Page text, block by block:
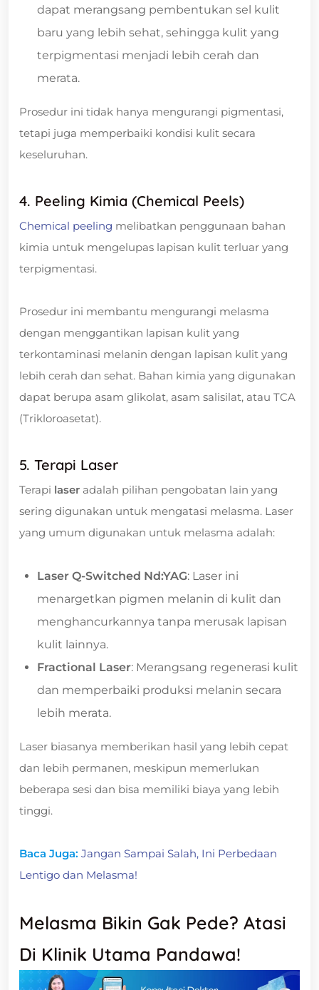
dapat merangsang pembentukan sel kulit
baru yang lebih sehat, sehingga kulit yang
terpigmentasi menjadi lebih cerah dan
merata.
Prosedur ini tidak hanya mengurangi pigmentasi,
tetapi juga memperbaiki kondisi kulit secara
keseluruhan.
4. Peeling Kimia (Chemical Peels)
Chemical peeling melibatkan penggunaan bahan
kimia untuk mengelupas lapisan kulit terluar yang
terpigmentasi.
Prosedur ini membantu mengurangi melasma
dengan menggantikan lapisan kulit yang
terkontaminasi melanin dengan lapisan kulit yang
lebih cerah dan sehat. Bahan kimia yang digunakan
dapat berupa asam glikolat, asam salisilat, atau TCA
(Trikloroasetat).
5. Terapi Laser
Terapi laser adalah pilihan pengobatan lain yang
sering digunakan untuk mengatasi melasma. Laser
yang umum digunakan untuk melasma adalah:
Laser Q-Switched Nd:YAG: Laser ini
menargetkan pigmen melanin di kulit dan
menghancurkannya tanpa merusak lapisan
kulit lainnya.
Fractional Laser: Merangsang regenerasi kulit
dan memperbaiki produksi melanin secara
lebih merata.
Laser biasanya memberikan hasil yang lebih cepat
dan lebih permanen, meskipun memerlukan
beberapa sesi dan bisa memiliki biaya yang lebih
tinggi.
Baca Juga: Jangan Sampai Salah, Ini Perbedaan
Lentigo dan Melasma!
Melasma Bikin Gak Pede? Atasi
Di Klinik Utama Pandawa!